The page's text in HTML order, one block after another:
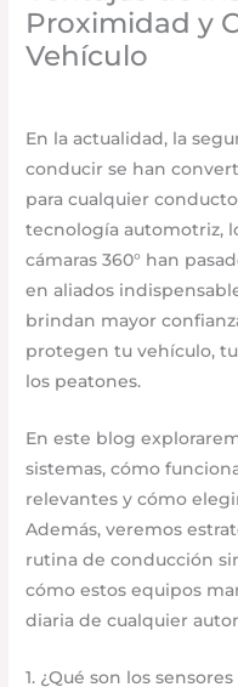
Proximidad y
Vehículo
En la actualidad, la
conducir se han
para cualquier
tecnología automotriz,
cámaras 360° han
en aliados
brindan mayor
protegen tu vehículo,
los peatones.
En este blog
sistemas, cómo
relevantes y cómo
Además, veremos
rutina de conducción
cómo estos equipos
diaria de cualquier
1. ¿Qué son los